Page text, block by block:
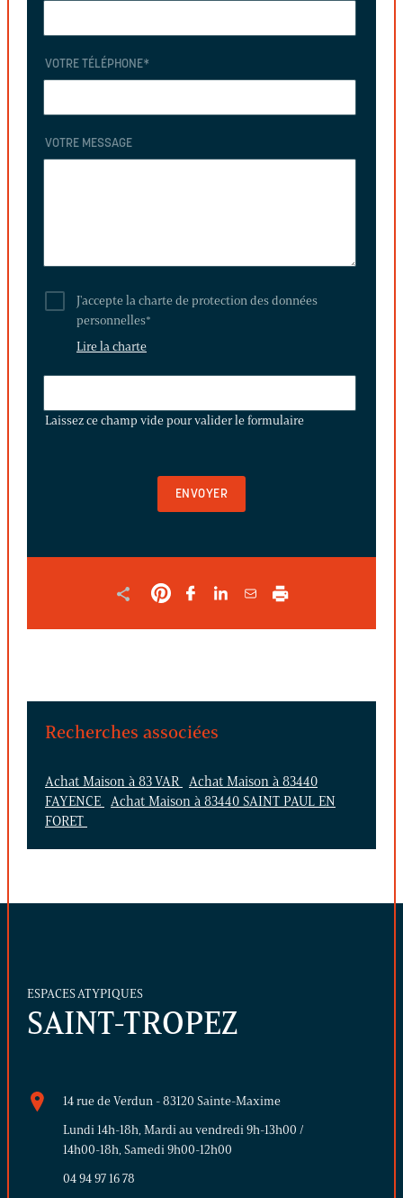
VOTRE TÉLÉPHONE*
VOTRE MESSAGE
J'accepte la charte de protection des données
personnelles*
Lire la charte
CHAMP
Laissez ce champ vide pour valider le formulaire
Recherches associées
Achat Maison à 83 VAR Achat Maison à 83440
FAYENCE
Achat Maison à 83440 SAINT PAUL EN
FORET
ESPACES ATYPIQUES
SAINT-TROPEZ
14 rue de Verdun - 83120 Sainte-Maxime
Lundi 14h-18h, Mardi au vendredi 9h-13h00 /
14h00-18h, Samedi 9h00-12h00
04 94 97 16 78